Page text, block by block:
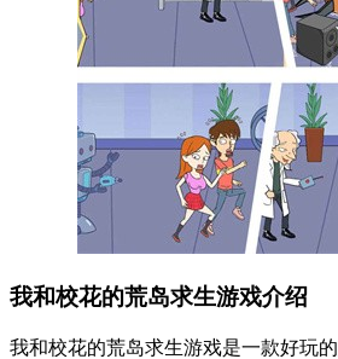
我和校花的荒岛求生游戏介绍
我和校花的荒岛求生游戏是一款好玩的